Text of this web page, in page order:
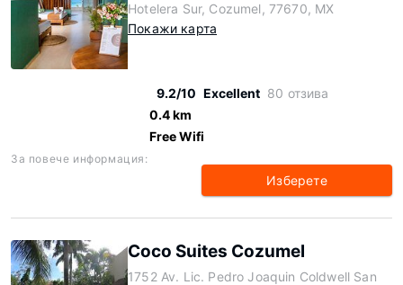
Hotelera Sur, Cozumel, 77670, MX
Покажи карта
9.2/10 Excellent 80 отзива
0.4 km
Free Wifi
За повече информация:
Изберете
Coco Suites Cozumel
1752 Av. Lic. Pedro Joaquin Coldwell San